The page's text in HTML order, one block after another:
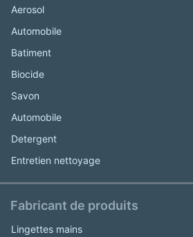
Aerosol
Automobile
Batiment
Biocide
Savon
Automobile
Detergent
Entretien nettoyage
Fabricant de produits
Lingettes mains